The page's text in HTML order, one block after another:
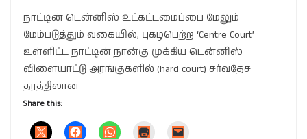
நாட்டின் டென்னிஸ் உட்கட்டமைப்பை மேலும்
மேம்படுத்தும் வகையில், புகழ்பெற்ற ‘Centre Court’
உள்ளிட்ட நாட்டின் நான்கு முக்கிய டென்னிஸ்
விளையாட்டு அரங்குகளில் (hard court) சர்வதேச
தரத்திலான
Share this: